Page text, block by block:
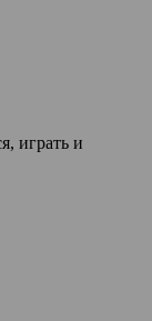
играть и